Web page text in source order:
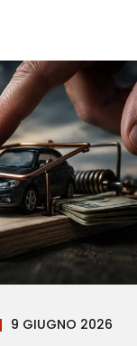
9 GIUGNO 2026